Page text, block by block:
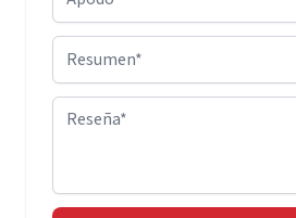
Resumen
Reseña